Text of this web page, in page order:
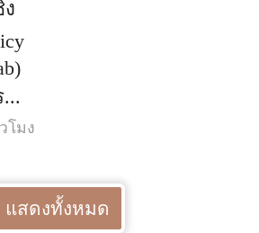
โมง
แสดงทั้งหมด